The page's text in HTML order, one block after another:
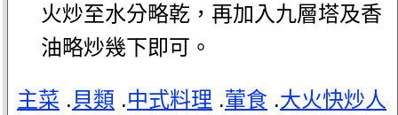
火炒至水分略乾，再加入九層塔及香
油略炒幾下即可。
主菜 . 貝類 .中式料理 .葷食 .大火快炒人